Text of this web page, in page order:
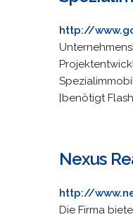
http://
[benötigt
Nexus
http://
Die Firma